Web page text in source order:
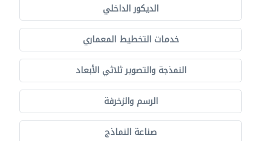
الديكور الداخلي
خدمات التخطيط المعماري
النمذجة والتصوير ثلاثي الأبعاد
الرسم والزخرفة
صناعة النماذج